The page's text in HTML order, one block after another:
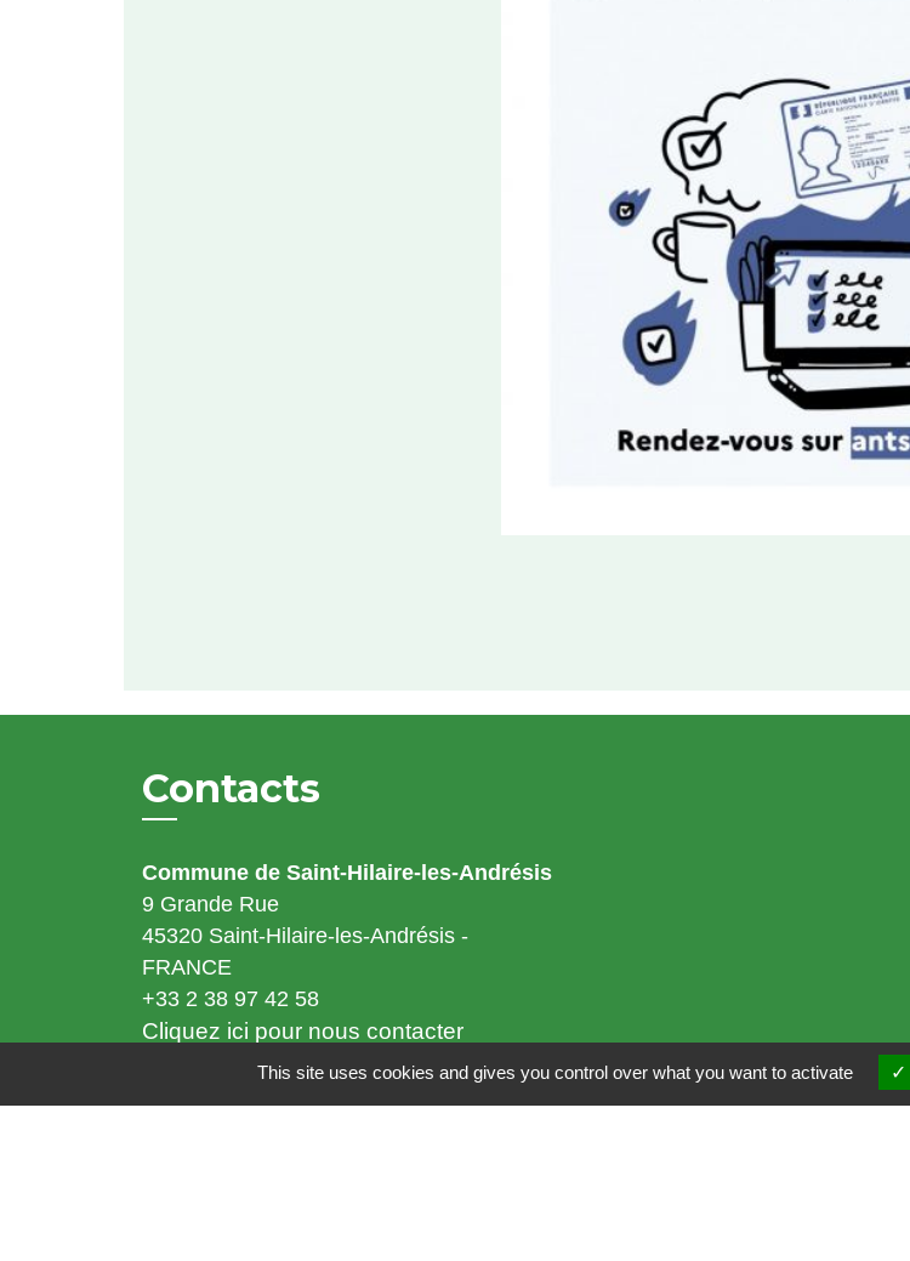
Contacts
Commune de Saint-Hilaire-les-Andrésis
9 Grande Rue
45320 Saint-Hilaire-les-Andrésis -
FRANCE
+33 2 38 97 42 58
Cliquez ici pour nous contacter
This site uses cookies and gives you control over what you want to activate